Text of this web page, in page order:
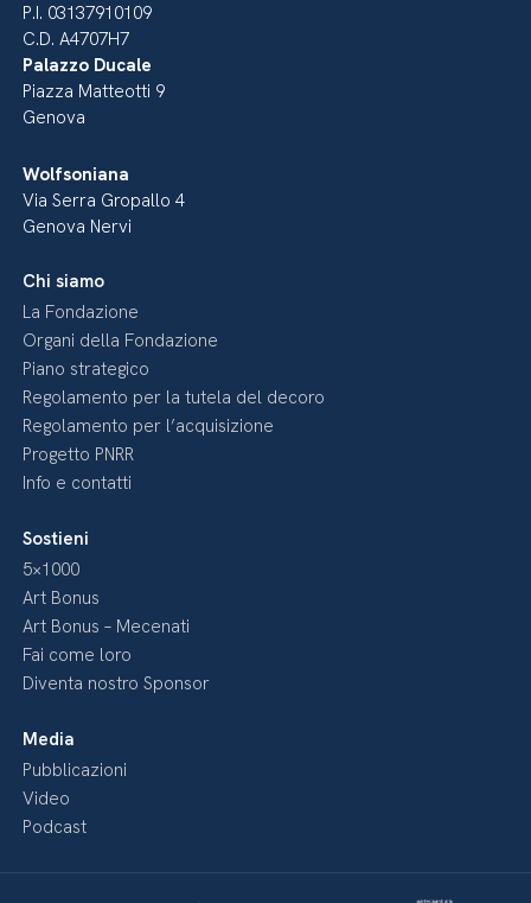
P.I. 03137910109
C.D. A4707H7
Palazzo Ducale
Piazza Matteotti 9
Genova
Wolfsoniana
Via Serra Gropallo 4
Genova Nervi
Chi siamo
La Fondazione
Organi della Fondazione
Piano strategico
Regolamento per la tutela del decoro
Regolamento per l’acquisizione
Progetto PNRR
Info e contatti
Sostieni
5×1000
Art Bonus
Art Bonus – Mecenati
Fai come loro
Diventa nostro Sponsor
Media
Pubblicazioni
Video
Podcast